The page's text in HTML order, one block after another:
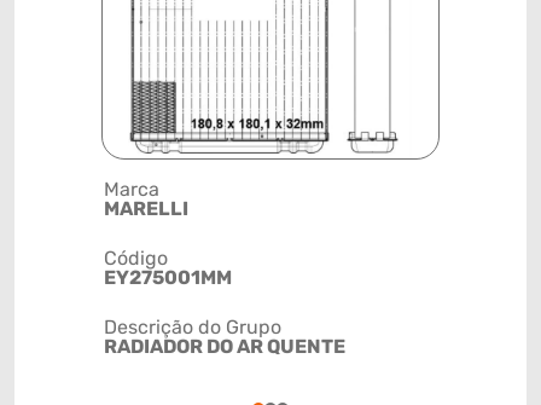
Marca
MARELLI
Código
EY275001MM
Descrição do Grupo
RADIADOR DO AR QUENTE